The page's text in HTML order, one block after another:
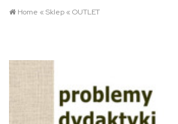
Home «Sklep«OUTLET